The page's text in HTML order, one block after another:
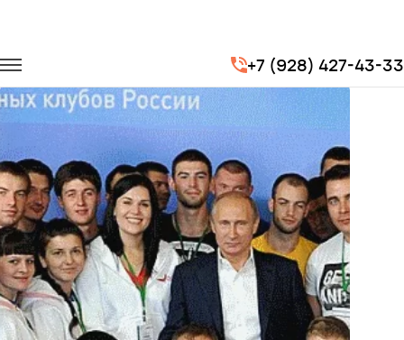
+7 (928) 427-43-33
Транспорт для спорта
Фестиваль "На спорте"